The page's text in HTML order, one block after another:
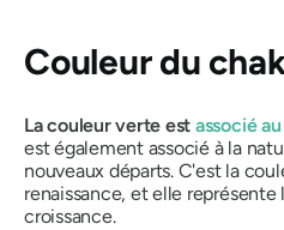
Couleur du
La couleur verte est associé
est également associé à la
nouveaux départs. C'est la
renaissance, et elle
croissance.